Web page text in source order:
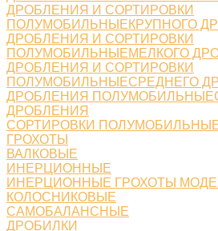
ДРОБЛЕНИЯ И СОРТИРОВКИ
ПОЛУМОБИЛЬНЫЕКРУПНОГО
ДРОБЛЕНИЯ И СОРТИРОВКИ
ПОЛУМОБИЛЬНЫЕМЕЛКОГО
ДРОБЛЕНИЯ И СОРТИРОВКИ
ПОЛУМОБИЛЬНЫЕСРЕДНЕГО
ДРОБЛЕНИЯ
ДРОБЛЕНИЯ
СОРТИРОВКИ
ГРОХОТЫ
ВАЛКОВЫЕ
ИНЕРЦИОННЫЕ
ИНЕРЦИОННЫЕ ГРОХОТЫ
КОЛОСНИКОВЫЕ
САМОБАЛАНСНЫЕ
ДРОБИЛКИ